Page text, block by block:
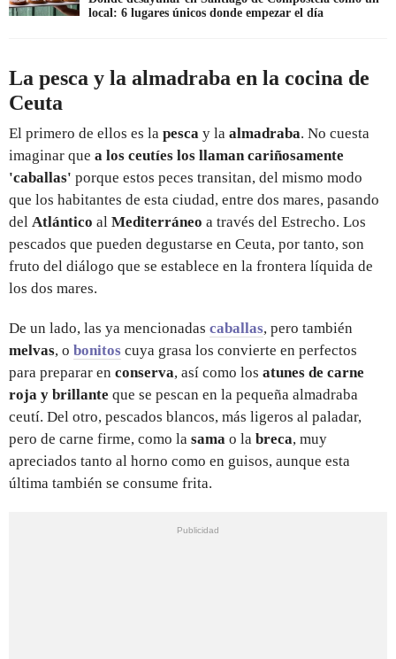
local: 6 lugares únicos donde empezar el día
La pesca y la almadraba en la cocina de
Ceuta
El primero de ellos es la pesca y la almadraba. No cuesta
imaginar que a los ceutíes los llaman cariñosamente
'caballas' porque estos peces transitan, del mismo modo
que los habitantes de esta ciudad, entre dos mares, pasando
del Atlántico al Mediterráneo a través del Estrecho. Los
pescados que pueden degustarse en Ceuta, por tanto, son
fruto del diálogo que se establece en la frontera líquida de
los dos mares.
De un lado, las ya mencionadas caballas, pero también
melvas, o bonitos cuya grasa los convierte en perfectos
para preparar en conserva, así como los atunes de carne
roja y brillante que se pescan en la pequeña almadraba
ceutí. Del otro, pescados blancos, más ligeros al paladar,
pero de carne firme, como la sama o la breca, muy
apreciados tanto al horno como en guisos, aunque esta
última también se consume frita.